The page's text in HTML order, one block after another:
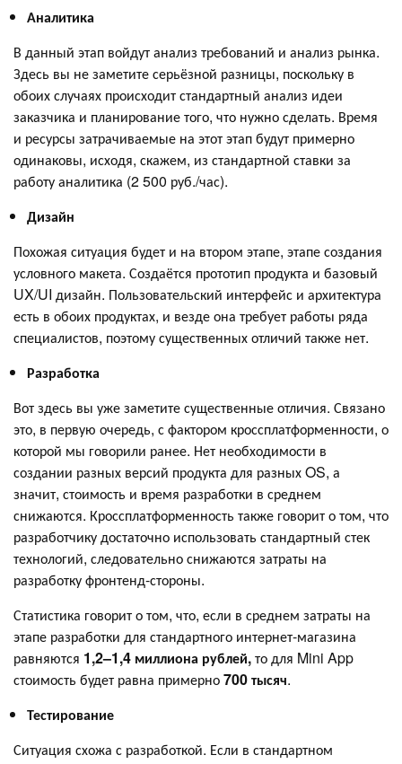
Аналитика
В данный этап войдут анализ требований и анализ рынка.
Здесь вы не заметите серьёзной разницы, поскольку в
обоих случаях происходит стандартный анализ идеи
заказчика и планирование того, что нужно сделать. Время
и ресурсы затрачиваемые на этот этап будут примерно
одинаковы, исходя, скажем, из стандартной ставки за
работу аналитика (2 500 руб./час).
Дизайн
Похожая ситуация будет и на втором этапе, этапе создания
условного макета. Создаётся прототип продукта и базовый
UX/UI дизайн. Пользовательский интерфейс и архитектура
есть в обоих продуктах, и везде она требует работы ряда
специалистов, поэтому существенных отличий также нет.
Разработка
Вот здесь вы уже заметите существенные отличия. Связано
это, в первую очередь, с фактором кроссплатформенности, о
которой мы говорили ранее. Нет необходимости в
создании разных версий продукта для разных OS, а
значит, стоимость и время разработки в среднем
снижаются. Кроссплатформенность также говорит о том, что
разработчику достаточно использовать стандартный стек
технологий, следовательно снижаются затраты на
разработку фронтенд-стороны.
Статистика говорит о том, что, если в среднем затраты на
этапе разработки для стандартного интернет-магазина
равняются 1,2–1,4 миллиона рублей,то для Mini App
стоимость будет равна примерно700 тысяч.
Тестирование
Ситуация схожа с разработкой. Если в стандартном